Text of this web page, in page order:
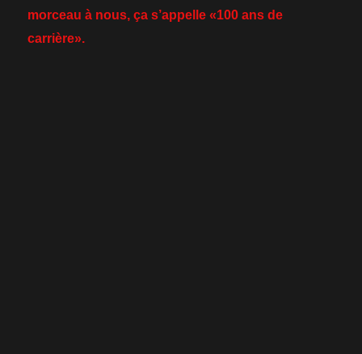
morceau à nous, ça s’appelle «100 ans de
carrière».